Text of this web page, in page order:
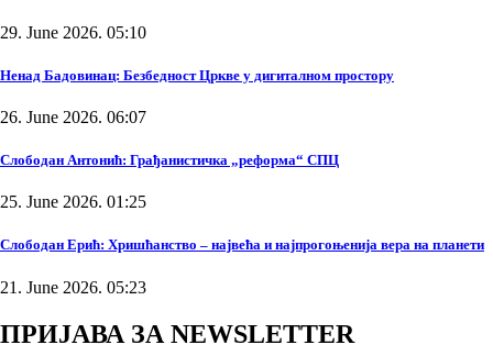
29. June 2026. 05:10
Ненад Бадовинац: Безбедност Цркве у дигиталном простору
26. June 2026. 06:07
Слободан Антонић: Грађанистичка „реформа“ СПЦ
25. June 2026. 01:25
Слободан Ерић: Хришћанство – највећа и најпрогоњенија вера на планети
21. June 2026. 05:23
ПРИЈАВА ЗА NEWSLETTER